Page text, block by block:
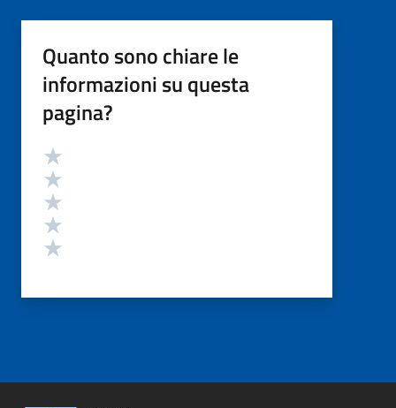
Quanto sono chiare le
informazioni su questa
pagina?
Valutazione